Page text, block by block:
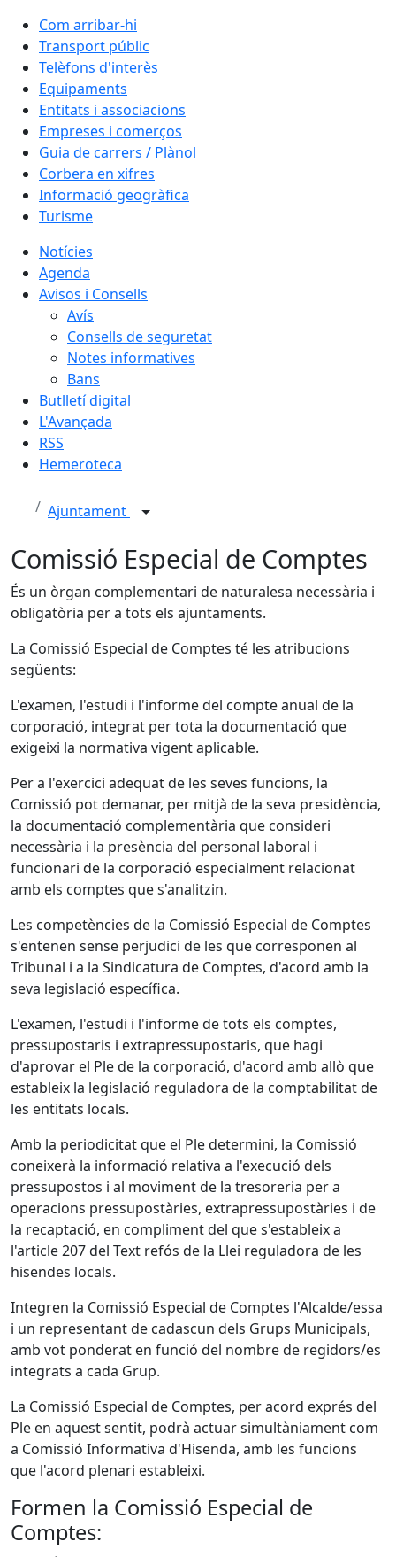
Com arribar-hi
Transport públic
Telèfons d'interès
Equipaments
Entitats i associacions
Empreses i comerços
Guia de carrers / Plànol
Corbera en xifres
Informació geogràfica
Turisme
Notícies
Agenda
Avisos i Consells
Avís
Consells de seguretat
Notes informatives
Bans
Butlletí digital
L'Avançada
RSS
Hemeroteca
Ajuntament
Comissió Especial de Comptes
És un òrgan complementari de naturalesa necessària i
obligatòria per a tots els ajuntaments.
La Comissió Especial de Comptes té les atribucions
següents:
L'examen, l'estudi i l'informe del compte anual de la
corporació, integrat per tota la documentació que
exigeixi la normativa vigent aplicable.
Per a l'exercici adequat de les seves funcions, la
Comissió pot demanar, per mitjà de la seva presidència,
la documentació complementària que consideri
necessària i la presència del personal laboral i
funcionari de la corporació especialment relacionat
amb els comptes que s'analitzin.
Les competències de la Comissió Especial de Comptes
s'entenen sense perjudici de les que corresponen al
Tribunal i a la Sindicatura de Comptes, d'acord amb la
seva legislació específica.
L'examen, l'estudi i l'informe de tots els comptes,
pressupostaris i extrapressupostaris, que hagi
d'aprovar el Ple de la corporació, d'acord amb allò que
estableix la legislació reguladora de la comptabilitat de
les entitats locals.
Amb la periodicitat que el Ple determini, la Comissió
coneixerà la informació relativa a l'execució dels
pressupostos i al moviment de la tresoreria per a
operacions pressupostàries, extrapressupostàries i de
la recaptació, en compliment del que s'estableix a
l'article 207 del Text refós de la Llei reguladora de les
hisendes locals.
Integren la Comissió Especial de Comptes l'Alcalde/essa
i un representant de cadascun dels Grups Municipals,
amb vot ponderat en funció del nombre de regidors/es
integrats a cada Grup.
La Comissió Especial de Comptes, per acord exprés del
Ple en aquest sentit, podrà actuar simultàniament com
a Comissió Informativa d'Hisenda, amb les funcions
que l'acord plenari estableixi.
Formen la Comissió Especial de
Comptes: